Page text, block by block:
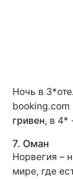
Ночь в
гривен, в 4*
7. Оман
Норвегия –
мире, где